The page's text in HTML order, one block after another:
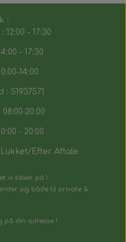
:
12:00 - 17:30
- 17:30
14:00
: 51937571
20:00
- 20:00
Efter Aftale
vi sikker på !
sig både til private &
på din adresse !